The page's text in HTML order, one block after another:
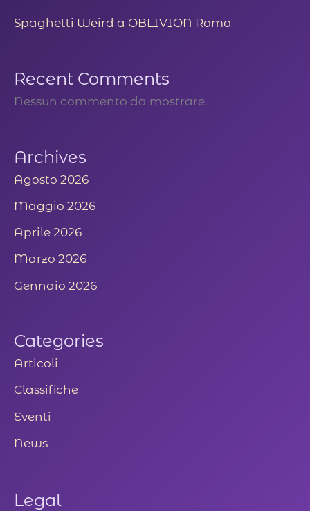
Spaghetti Weird a OBLIVION Roma
Recent Comments
Nessun commento da mostrare.
Archives
Agosto 2026
Maggio 2026
Aprile 2026
Marzo 2026
Gennaio 2026
Categories
Articoli
Classifiche
Eventi
News
Legal